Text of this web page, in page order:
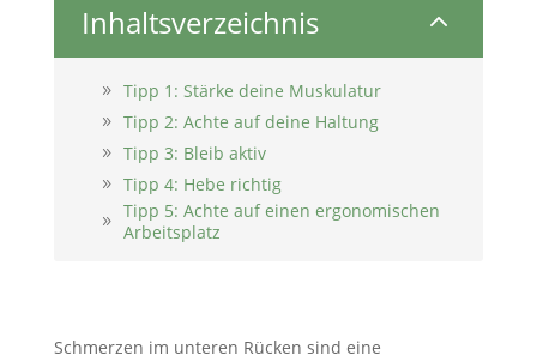
Inhaltsverzeichnis 2
Tipp 1: Stärke deine Muskulatur
Tipp 2: Achte auf deine Haltung
Tipp 3: Bleib aktiv
Tipp 4: Hebe richtig
Tipp 5: Achte auf einen ergonomischen
Arbeitsplatz
Schmerzen im unteren Rücken sind eine